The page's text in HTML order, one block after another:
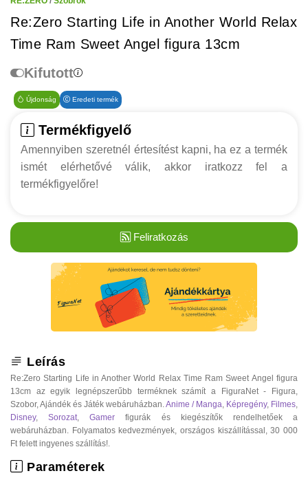
Re:Zero Starting Life in Another World Relax
Time Ram Sweet Angel figura 13cm
Kifutott
Újdonság Eredeti termék
Termékfigyelő
Amennyiben szeretnél értesítést kapni, ha ez a termék
ismét elérhetővé válik, akkor iratkozz fel a
termékfigyelőre!
Feliratkozás
Leírás
Re:Zero Starting Life in Another World Relax Time Ram Sweet Angel figura
13cm az egyik legnépszerűbb terméknek számít a FiguraNet - Figura,
Szobor, Ajándék és Játék webáruházban. Anime / Manga Képregény, Filmes
Disney,Sorozat ,Gamer figurák és kiegészítők rendelhetőek a
webáruházban. Folyamatos kedvezmények, országos kiszállítással, 30 000
Ft felett ingyenes szállítás!.
Paraméterek